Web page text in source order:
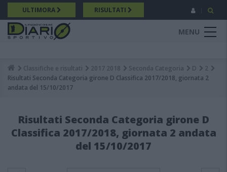
Salta
al
contenuto
principale
ULTIMORA RISULTATI
MENU
Breadcrumb
Classifiche e risultati 2017 2018 Seconda Categoria D
2
Risultati Seconda Categoria girone D Classifica 2017/2018, giornata 2
andata del 15/10/2017
Risultati Seconda Categoria girone D
Classifica 2017/2018, giornata 2 andata
del 15/10/2017